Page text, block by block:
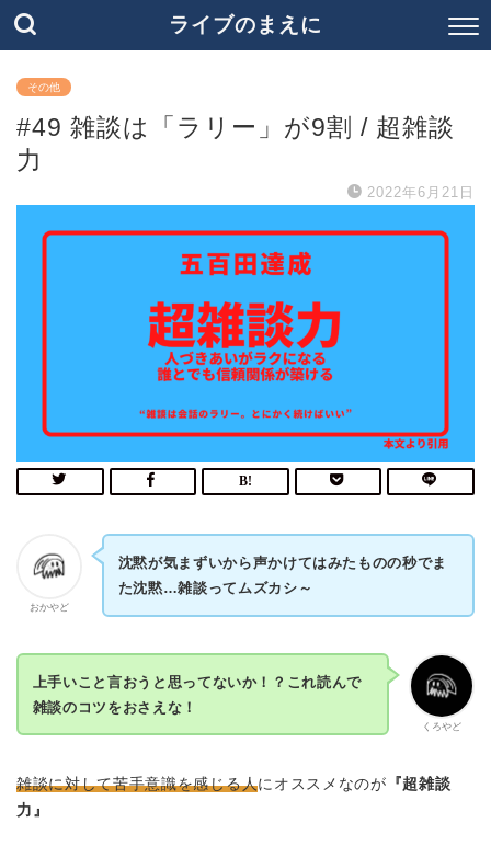
ライブのまえに
その他
#49 雑談は「ラリー」が9割 / 超雑談
力
2022年6月21日
おかやど
沈黙が気まずいから声かけてはみたものの秒でま
た沈黙…雑談ってムズカシ～
くろやど
上手いこと言おうと思ってないか！？これ読んで
雑談のコツをおさえな！
雑談に対して苦手意識を感じる人にオススメなのが 『超雑談
力』